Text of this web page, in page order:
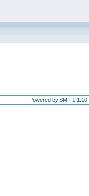
Powered by SMF 1.1.10